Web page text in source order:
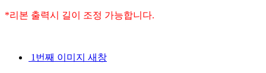
*리본 출력시 길이 조정 가능합니다.
1번째 이미지 새창